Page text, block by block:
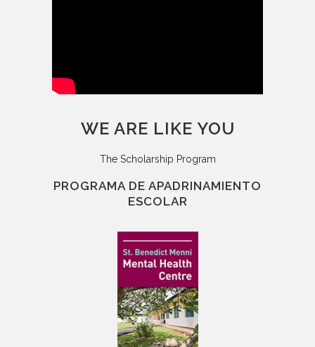
WE ARE LIKE YOU
The Scholarship Program
PROGRAMA DE APADRINAMIENTO
ESCOLAR